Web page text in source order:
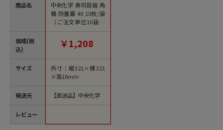
商品名
価格(税
込)
サイズ
発送元
レビュー
中央化学 寿司容器 角
桶 防曇蓋 40 10枚/袋
（ご注文単位10袋）
【直送品】
￥1,208
外寸：縦321×横321
×高16mm
【直送品】中央化学